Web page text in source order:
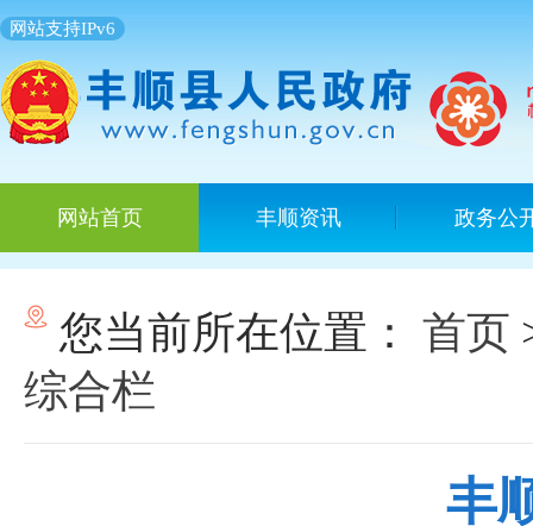
网站支持IPv6
网站首页 丰顺资讯 政务公
您当前所在位置： 首页
综合栏
丰